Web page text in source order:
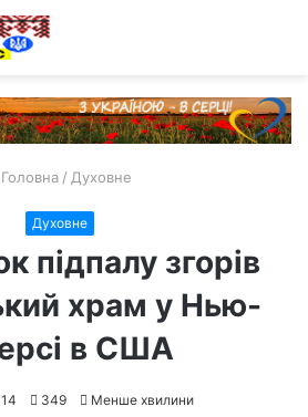
Головна / Духовне
Духовне
підпалу згорів
храм у Нью-
в США
349 Менше хвилини